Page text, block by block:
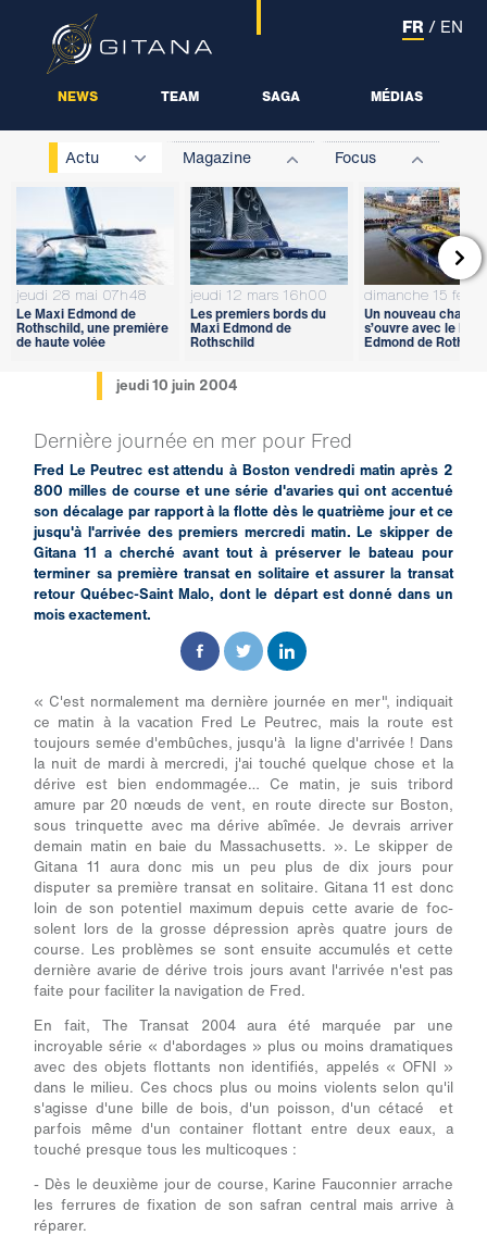
NEWS TEAM SAGA MÉDIAS
FR / EN
Actu Magazine Focus
jeudi 28 mai 07h48
Le Maxi Edmond de
Rothschild, une première
de haute volée
jeudi 12 mars 16h00
Les premiers bords du
Maxi Edmond de
Rothschild
dimanche 15
Un nouveau
s’ouvre avec le Maxi
Edmond de

jeudi 10 juin 2004
Dernière journée en mer pour Fred
Fred Le Peutrec est attendu à Boston vendredi matin après 2
800 milles de course et une série d'avaries qui ont accentué
son décalage par rapport à la flotte dès le quatrième jour et ce
jusqu'à l'arrivée des premiers mercredi matin. Le skipper de
Gitana 11 a cherché avant tout à préserver le bateau pour
terminer sa première transat en solitaire et assurer la transat
retour Québec-Saint Malo, dont le départ est donné dans un
mois exactement.
« C'est normalement ma dernière journée en mer", indiquait
ce matin à la vacation Fred Le Peutrec, mais la route est
toujours semée d'embûches, jusqu'à la ligne d'arrivée ! Dans
la nuit de mardi à mercredi, j'ai touché quelque chose et la
dérive est bien endommagée… Ce matin, je suis tribord
amure par 20 nœuds de vent, en route directe sur Boston,
sous trinquette avec ma dérive abîmée. Je devrais arriver
demain matin en baie du Massachusetts. ». Le skipper de
Gitana 11 aura donc mis un peu plus de dix jours pour
disputer sa première transat en solitaire. Gitana 11 est donc
loin de son potentiel maximum depuis cette avarie de foc-
solent lors de la grosse dépression après quatre jours de
course. Les problèmes se sont ensuite accumulés et cette
dernière avarie de dérive trois jours avant l'arrivée n'est pas
faite pour faciliter la navigation de Fred.
En fait, The Transat 2004 aura été marquée par une
incroyable série « d'abordages » plus ou moins dramatiques
avec des objets flottants non identifiés, appelés « OFNI »
dans le milieu. Ces chocs plus ou moins violents selon qu'il
s'agisse d'une bille de bois, d'un poisson, d'un cétacé et
parfois même d'un container flottant entre deux eaux, a
touché presque tous les multicoques :
- Dès le deuxième jour de course, Karine Fauconnier arrache
les ferrures de fixation de son safran central mais arrive à
réparer.